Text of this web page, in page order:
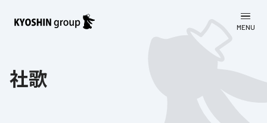
MENU
会社案内
社歌